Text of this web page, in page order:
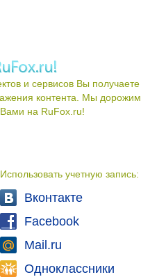
и сервисов Вы получаете
контента. Мы дорожим
на RuFox.ru!
Использовать учетную запись:
Вконтакте
Facebook
Mail.ru
Одноклассники